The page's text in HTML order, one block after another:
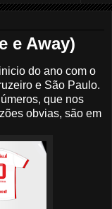
e Away)
do ano com o
e São Paulo.
que nos
obvias, são em